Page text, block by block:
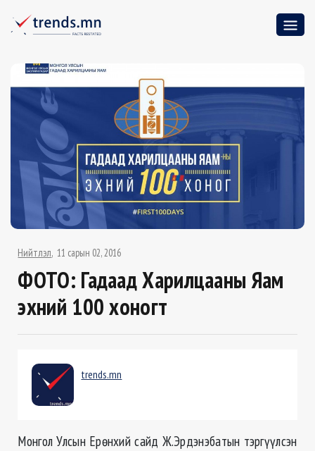
Нийтлэл 11 сарын 02, 2016
ФОТО: Гадаад Харилцааны Яам
эхний 100 хоногт
trends.mn
Монгол Улсын Ерөнхий сайд Ж.Эрдэнэбатын тэргүүлсэн